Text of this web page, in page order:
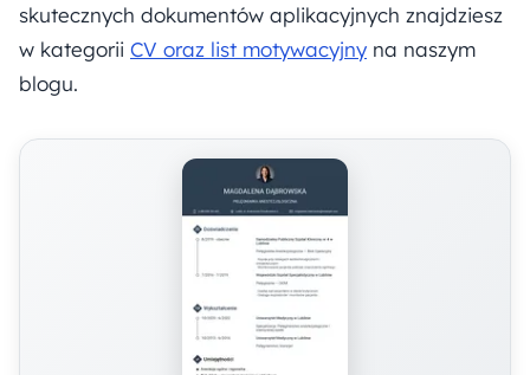
skutecznych dokumentów aplikacyjnych znajdziesz
w kategorii CV oraz list motywacyjny na naszym
blogu.